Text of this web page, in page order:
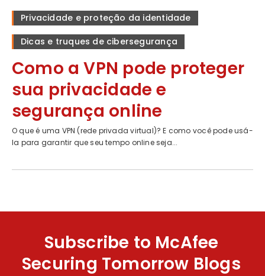
Privacidade e proteção da identidade
Dicas e truques de cibersegurança
Como a VPN pode proteger
sua privacidade e
segurança online
O que é uma VPN (rede privada virtual)? E como você pode usá-
la para garantir que seu tempo online seja...
Subscribe to McAfee
Securing Tomorrow Blogs